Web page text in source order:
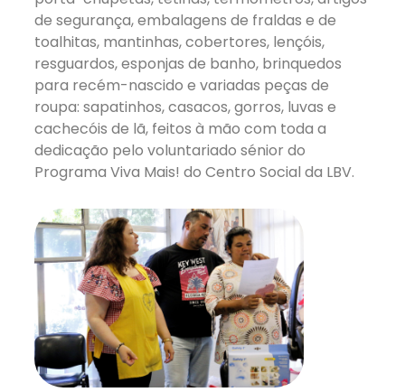
de segurança, embalagens de fraldas e de
toalhitas, mantinhas, cobertores, lençóis,
resguardos, esponjas de banho, brinquedos
para recém-nascido e variadas peças de
roupa: sapatinhos, casacos, gorros, luvas e
cachecóis de lã, feitos à mão com toda a
dedicação pelo voluntariado sénior do
Programa Viva Mais! do Centro Social da LBV.